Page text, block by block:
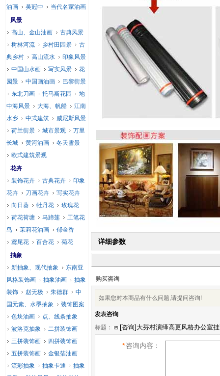
详细参数
购买咨询
如果您对本商品有什么问题,请提问咨询!
发表咨询
标题：
*咨询内容：
油画
吴冠中
当代名家油画
风景
高山、金山油画
古典风景
树林河流
乡村田园景
古
典乡村
高山流水
印象风景
中国山水画
写实风景
花
园景
中国画油画
巴黎街景
东北刀画
托马斯花园
地
中海风景
大海、帆船
江南
水乡
中式建筑
威尼斯风景
荷兰街景
城市景观
万里
长城
黄河油画
冬天雪景
欧式建筑景观
花卉
装饰花卉
古典花卉
印象
花卉
刀画花卉
写实花卉
向日葵
牡丹花
玫瑰花
荷花荷塘
马蹄莲
工笔花
鸟
茉莉花油画
郁金香
鸢尾花
百合花
菊花
抽象
新抽象、现代抽象
东南亚
风格装饰画
抽象油画
抽象
装饰
赵无极 朱德群
中
国元素、水墨抽象
装饰图案
色块油画
点、线条抽象
波洛克抽象
二拼装饰画
三拼装饰画
四拼装饰画
五拼装饰画
金银箔油画
流彩抽象
抽象卡通
抽象